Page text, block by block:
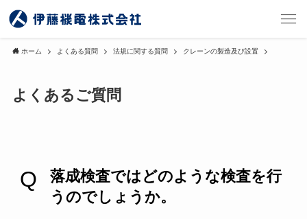
ホーム よくある質問 法規に関する質問 クレーンの製造及び設置
よくあるご質問
落成検査ではどのような検査を行
うのでしょうか。